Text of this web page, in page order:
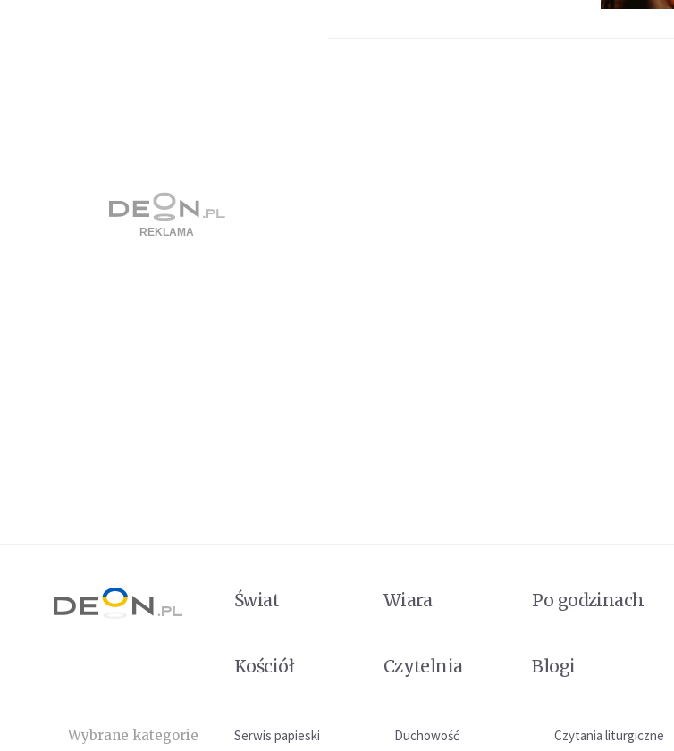
Świat Wiara Po godzinach
Kościół
Czytelnia Blogi
Wybrane kategorie Serwis papieski Duchowość Czytania liturgiczne